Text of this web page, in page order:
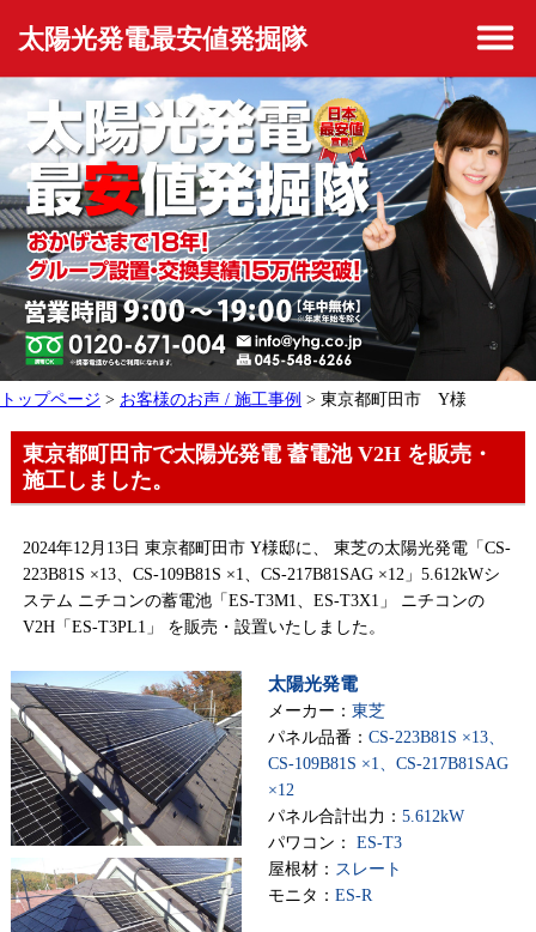
太陽光発電最安値発掘隊
トップページ > お客様のお声 / 施工事例 > 東京都町田市 Y様
東京都町田市で太陽光発電 蓄電池 V2H を販売・
施工しました。
2024年12月13日 東京都町田市 Y様邸に、 東芝の太陽光発電「CS-
223B81S ×13、CS-109B81S ×1、CS-217B81SAG ×12」5.612kWシ
ステム ニチコンの蓄電池「ES-T3M1、ES-T3X1」 ニチコンの
V2H「ES-T3PL1」 を販売・設置いたしました。
太陽光発電
メーカー： 東芝
パネル品番： CS-223B81S ×13、
CS-109B81S ×1、CS-217B81SAG
×12
パネル合計出力： 5.612kW
パワコン：
ES-T3
屋根材： スレート
モニタ： ES-R